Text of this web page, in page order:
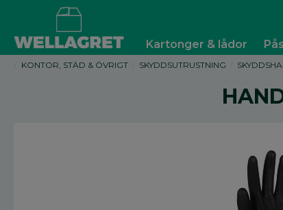
Kartonger & lådor
KONTOR, STÄD & ÖVRIGT SKYDDSUTRUSTNING